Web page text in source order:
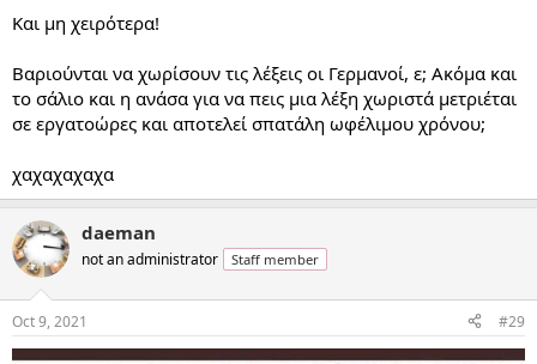
Και μη χειρότερα!
Βαριούνται να χωρίσουν τις λέξεις οι Γερμανοί, ε; Ακόμα και
το σάλιο και η ανάσα για να πεις μια λέξη χωριστά μετριέται
σε εργατοώρες και αποτελεί σπατάλη ωφέλιμου χρόνου;
χαχαχαχαχα
daeman
not an administrator Staff member
Oct 9, 2021 #29